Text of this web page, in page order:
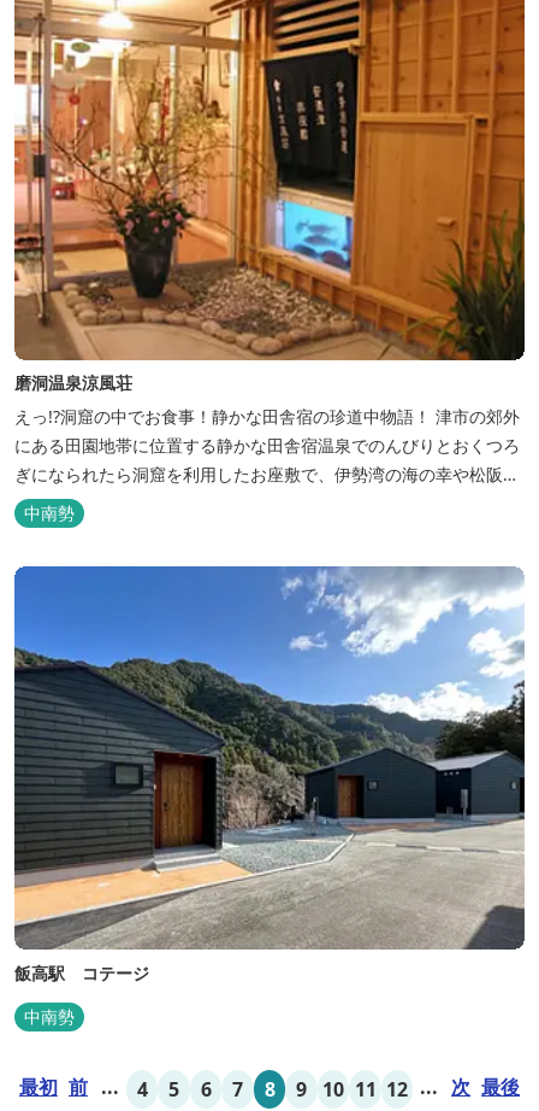
磨洞温泉涼風荘
えっ!?洞窟の中でお食事！静かな田舎宿の珍道中物語！ 津市の郊外
にある田園地帯に位置する静かな田舎宿温泉でのんびりとおくつろ
ぎになられたら洞窟を利用したお座敷で、伊勢湾の海の幸や松阪肉
を山海賊焼きをお召し上がりいただけます。年中20度前後の天然空
調、お客様を不思議な空間にご案内！ ご宴会には、大広間で和食会
席、日帰り入浴＆お食事ＯＫ。 温泉は、津に来て津の湯をお楽しみ
中南勢
飯高駅 コテージ
中南勢
最初 前 ... 4 5 6 7 8 9 10 11 12 ... 次 最後